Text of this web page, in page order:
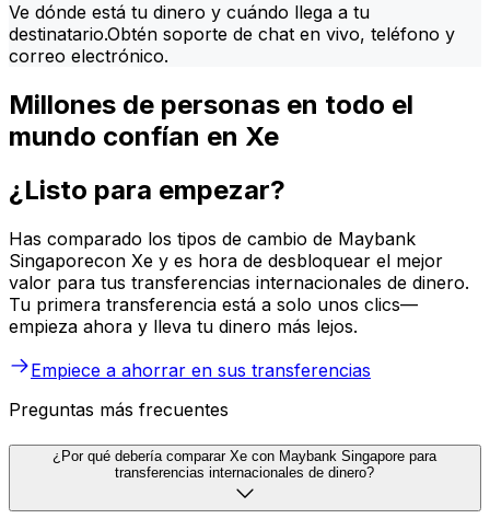
Ve dónde está tu dinero y cuándo llega a tu
destinatario.Obtén soporte de chat en vivo, teléfono y
correo electrónico.
Millones de personas en todo el
mundo confían en Xe
¿Listo para empezar?
Has comparado los tipos de cambio de Maybank
Singaporecon Xe y es hora de desbloquear el mejor
valor para tus transferencias internacionales de dinero.
Tu primera transferencia está a solo unos clics—
empieza ahora y lleva tu dinero más lejos.
Empiece a ahorrar en sus transferencias
Preguntas más frecuentes
¿Por qué debería comparar Xe con Maybank Singapore para
transferencias internacionales de dinero?